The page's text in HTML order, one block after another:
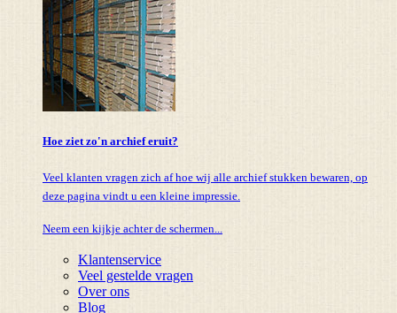
Hoe ziet zo'n archief eruit?
Veel klanten vragen zich af hoe wij alle archief stukken bewaren, op
deze pagina vindt u een kleine impressie.
Neem een kijkje achter de schermen...
Klantenservice
Veel gestelde vragen
Over ons
Blog